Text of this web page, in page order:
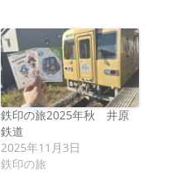
鉄印の旅2025年秋 井原
鉄道
2025年11月3日
鉄印の旅